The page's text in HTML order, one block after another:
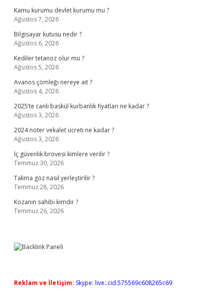
Kamu kurumu devlet kurumu mu ?
Ağustos 7, 2026
Bilgisayar kutusu nedir ?
Ağustos 6, 2026
Kediler tetanoz olur mu ?
Ağustos 5, 2026
Avanos çömleği nereye ait ?
Ağustos 4, 2026
2025’te canlı baskül kurbanlık fiyatları ne kadar ?
Ağustos 3, 2026
2024 noter vekalet ücreti ne kadar ?
Ağustos 3, 2026
İç güvenlik brovesi kimlere verilir ?
Temmuz 30, 2026
Takma göz nasıl yerleştirilir ?
Temmuz 28, 2026
Kozanın sahibi kimdir ?
Temmuz 26, 2026
Reklam ve İletişim: Skype: live:.cid.575569c608265c69